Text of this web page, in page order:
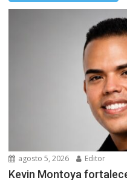
agosto 5, 2026 Editor
Kevin Montoya